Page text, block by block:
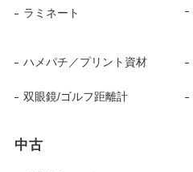
ラミネート
ハメパチ／プリント資材
双眼鏡/ゴルフ距離計
中古